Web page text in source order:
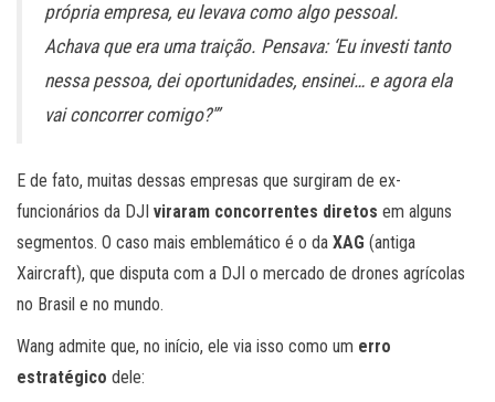
própria empresa, eu levava como algo pessoal.
Achava que era uma traição. Pensava: ‘Eu investi tanto
nessa pessoa, dei oportunidades, ensinei… e agora ela
vai concorrer comigo?'”
E de fato, muitas dessas empresas que surgiram de ex-
funcionários da DJI viraram concorrentes diretos em alguns
segmentos. O caso mais emblemático é o da XAG (antiga
Xaircraft), que disputa com a DJI o mercado de drones agrícolas
no Brasil e no mundo.
Wang admite que, no início, ele via isso como um erro
estratégico dele: